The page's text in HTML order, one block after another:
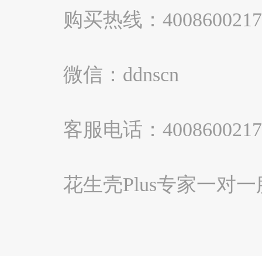
购买热线：4008600217
微信：ddnscn
客服电话：4008600217
花生壳Plus专家一对一